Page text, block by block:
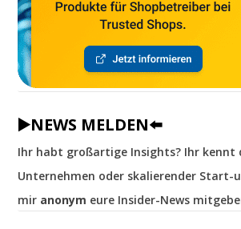
▶️NEWS MELDEN⬅️
Ihr habt großartige Insights? Ihr kennt
Unternehmen oder skalierender Start-
mir anonym eure Insider-News